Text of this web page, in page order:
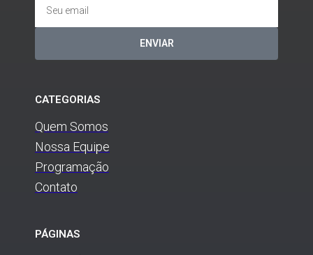
ENVIAR
CATEGORIAS
Quem Somos
Nossa Equipe
Programação
Contato
PÁGINAS